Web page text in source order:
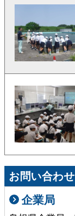
お問い合わ
企業局